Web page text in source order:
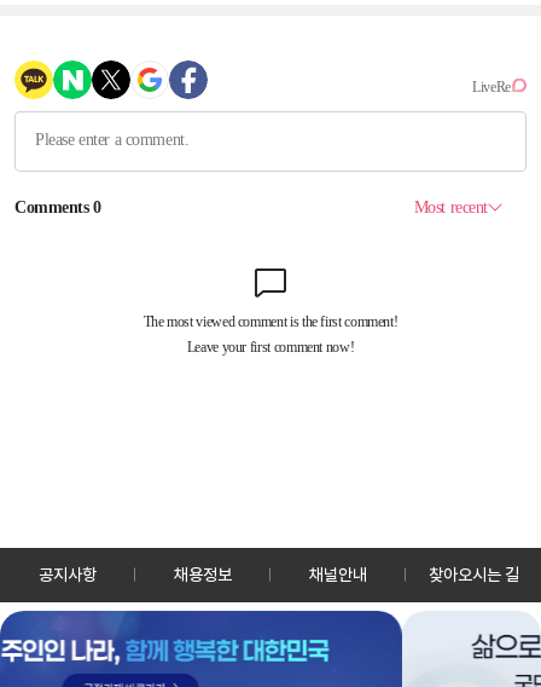
공지사항 채용정보 채널안내 찾아오시는 길
30128 세종특별자치시 정부2청사로 13 한국정책방송원 KTV
TEL: 044-204-8000
Copyrightⓒ KTV 국민방송 All Rights Reserved.